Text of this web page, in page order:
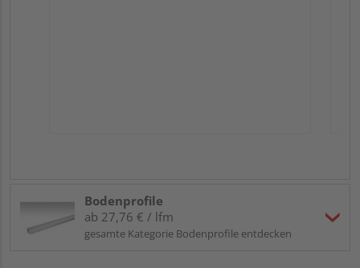
Bodenprofile
ab 27,76 € / lfm
gesamte Kategorie Bodenprofile entdecken